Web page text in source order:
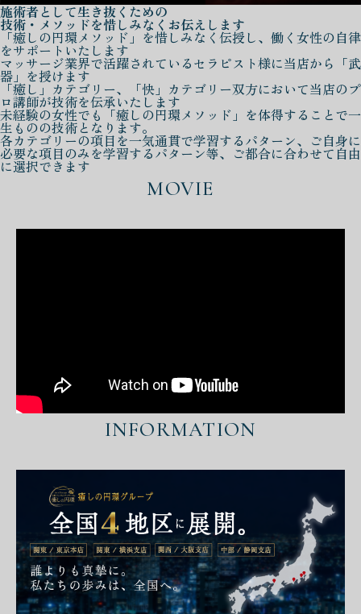
施術者として生き抜くための
技術・メソッドを惜しみなくお伝えします
「癒しの円環メソッド」を惜しみなく伝授し、働く女性の自律
をサポートいたします
マッサージ業界で活躍されているセラピスト様に当店から「武
器」を授けます
「癒し」カテゴリー、「快」カテゴリー双方において当店のプ
ロ講師が技術を伝承いたします
未経験の女性でも「癒しの円環メソッド」を体得することで一
生ものの技術となります。
各カテゴリーの項目を一気通貫で学習するパターン、ご自身に
必要な項目のみを学習するパターン等、ご都合に合わせて自由
に選択できます
MOVIE
INFORMATION